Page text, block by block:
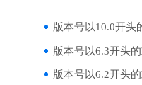
版本号以10.0开头
版本号以6.3开头
版本号以6.2开头